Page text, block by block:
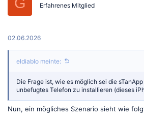
Erfahrenes Mitglied
02.06.2026
eldiablo meinte:
Die Frage ist, wie es möglich sei die
unbefugtes Telefon zu installieren (dieses
Nun, ein mögliches Szenario sieht wie